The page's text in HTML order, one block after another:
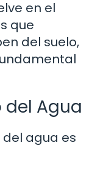
en el
que
del suelo,
del Agua
agua es